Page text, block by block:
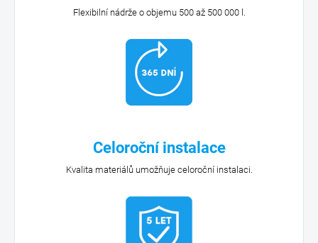
Flexibilní nádrže o objemu 500 až 500 000 l.
Celoroční instalace
Kvalita materiálů umožňuje celoroční instalaci.